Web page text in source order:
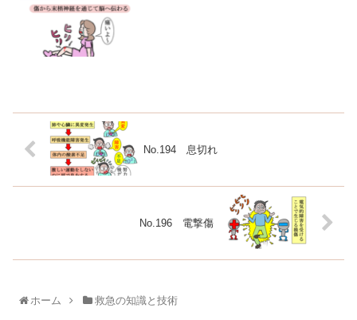
No.194 息切れ
No.196 電撃傷
ホーム 救急の知識と技術